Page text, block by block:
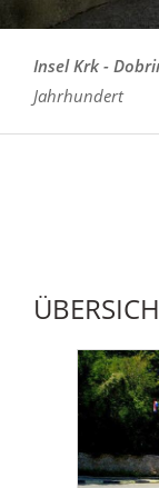
Insel Krk -
Jahrhundert